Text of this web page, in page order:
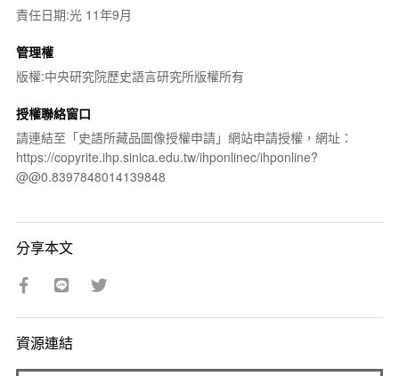
責任日期:光 11年9月
管理權
版權:中央研究院歷史語言研究所版權所有
授權聯絡窗口
請連結至「史語所藏品圖像授權申請」網站申請授權，網址：
https://copyrite.ihp.sinica.edu.tw/ihponlinec/ihponline?
@@0.8397848014139848
分享本文
資源連結